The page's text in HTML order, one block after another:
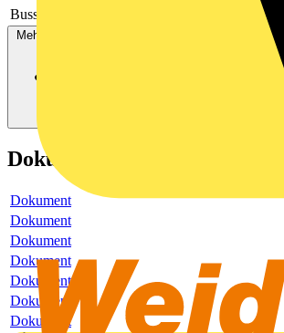
Bussystem KNX
Mehr anzeigen
Dokumente
Dokument
Dokument
Dokument
Dokument
Dokument
Dokument
Dokument